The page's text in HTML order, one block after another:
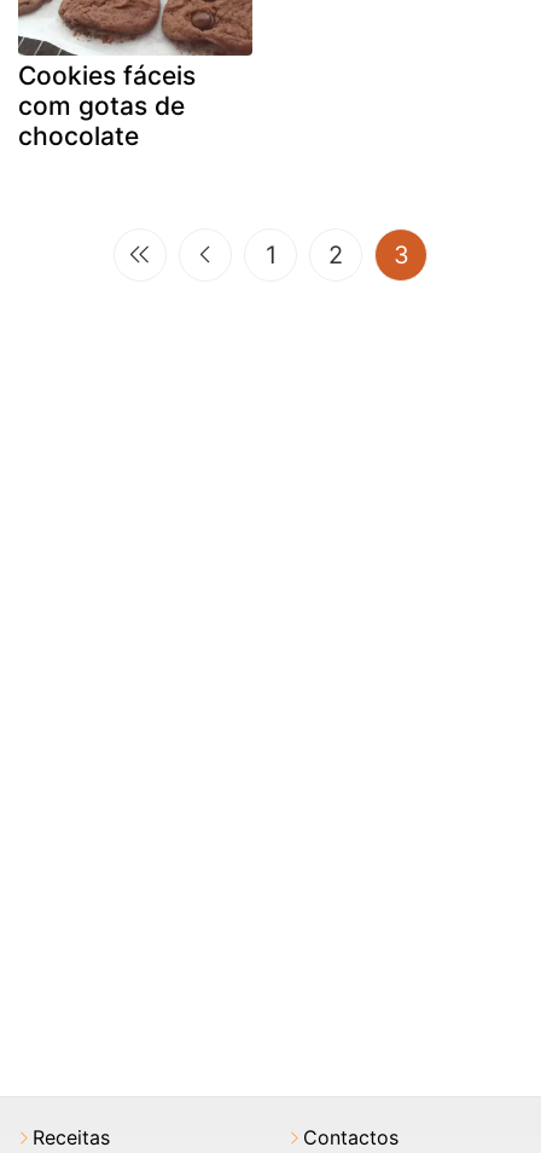
Cookies fáceis
com gotas de
chocolate
1 2 3(current)
Receitas Contactos